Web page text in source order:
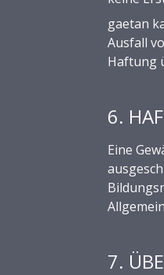
gaetan
Ausfall
Haftung
6.
Eine
7.